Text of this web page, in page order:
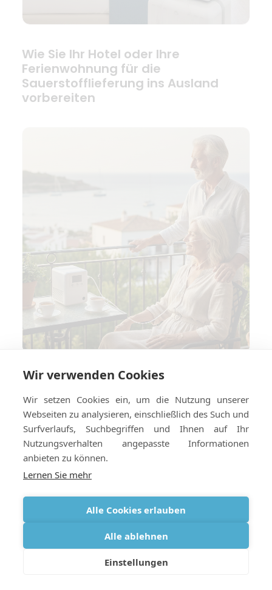
Wie Sie Ihr Hotel oder Ihre
Ferienwohnung für die
Sauerstofflieferung ins Ausland
vorbereiten
Reisen mit COPD im Jahr 2026: Was
hat sich geändert und was bleibt
gleich?
Wir verwenden Cookies
Wir setzen Cookies ein, um die Nutzung unserer
Webseiten zu analysieren, einschließlich des Such und
Surfverlaufs, Suchbegriffen und Ihnen auf Ihr
Nutzungsverhalten angepasste Informationen
anbieten zu können.
Lernen Sie mehr
Alle Cookies erlauben
Alle ablehnen
Einstellungen